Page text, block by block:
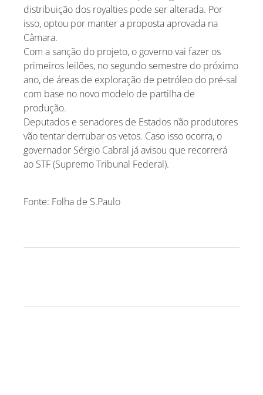
distribuição dos royalties pode ser alterada. Por
isso, optou por manter a proposta aprovada na
Câmara.
Com a sanção do projeto, o governo vai fazer os
primeiros leilões, no segundo semestre do próximo
ano, de áreas de exploração de petróleo do pré-sal
com base no novo modelo de partilha de
produção.
Deputados e senadores de Estados não produtores
vão tentar derrubar os vetos. Caso isso ocorra, o
governador Sérgio Cabral já avisou que recorrerá
ao STF (Supremo Tribunal Federal).
Fonte: Folha de S.Paulo